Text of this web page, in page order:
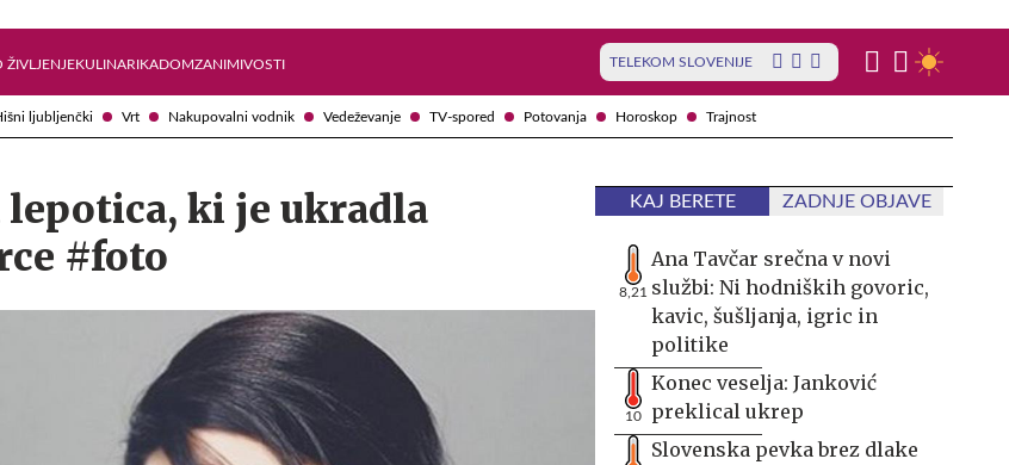
ljubljenčki Vrt Nakupovalni vodnik Vedeževanje TV-spored Potovanja Horoskop Trajnost
ŽIVLJENJEKULINARIKADOMZANIMIVOSTI TELEKOM SLOVENIJE
lepotica, ki je ukradla
#foto
KAJ BERETE ZADNJE OBJAVE
8,21
Ana Tavčar srečna v novi
službi: Ni hodniških govoric,
kavic, šušljanja, igric in
politike
10
Konec veselja: Janković
preklical ukrep
Slovenska pevka brez dlake